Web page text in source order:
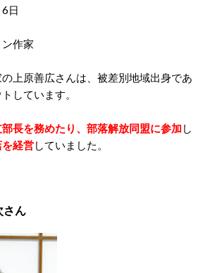
日
作家
上原善広さんは、被差別地域出身であ
しています。
長を務めたり、部落解放同盟に参加 し
経営していました。
ん